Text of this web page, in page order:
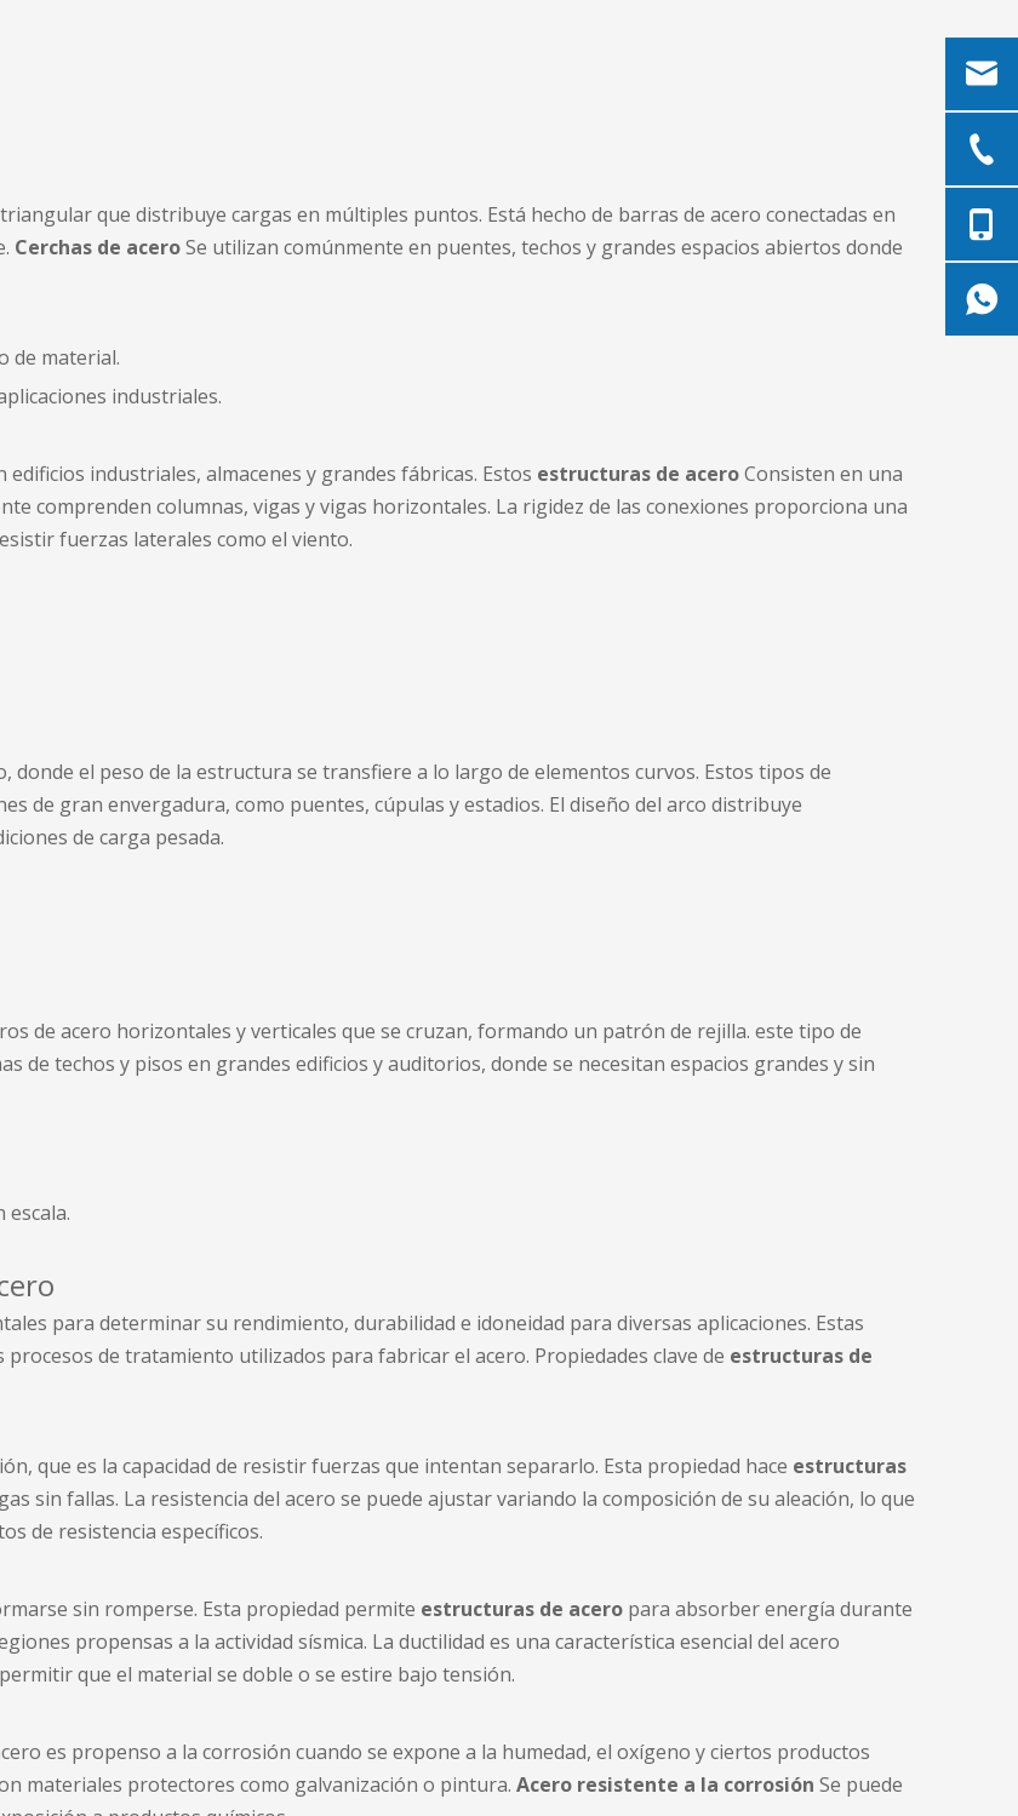
que distribuye cargas en múltiples puntos. Está hecho de barras de acero conectadas en
Cerchas de aceroSe utilizan comúnmente en puentes, techos y grandes espacios abiertos donde
de material.
industriales.
industriales, almacenes y grandes fábricas. Estos estructuras de aceroConsisten en una
comprenden columnas, vigas y vigas horizontales. La rigidez de las conexiones proporciona una
fuerzas laterales como el viento.
donde el peso de la estructura se transfiere a lo largo de elementos curvos. Estos tipos de
de gran envergadura, como puentes, cúpulas y estadios. El diseño del arco distribuye
de carga pesada.
de acero horizontales y verticales que se cruzan, formando un patrón de rejilla. este tipo de
de techos y pisos en grandes edificios y auditorios, donde se necesitan espacios grandes y sin
escala.
para determinar su rendimiento, durabilidad e idoneidad para diversas aplicaciones. Estas
de tratamiento utilizados para fabricar el acero. Propiedades clave de estructuras de
que es la capacidad de resistir fuerzas que intentan separarlo. Esta propiedad hace estructuras
sin fallas. La resistencia del acero se puede ajustar variando la composición de su aleación, lo que
de resistencia específicos.
sin romperse. Esta propiedad permite estructuras de acero para absorber energía durante
propensas a la actividad sísmica. La ductilidad es una característica esencial del acero
que el material se doble o se estire bajo tensión.
es propenso a la corrosión cuando se expone a la humedad, el oxígeno y ciertos productos
materiales protectores como galvanización o pintura. Acero resistente a la corrosión Se puede